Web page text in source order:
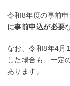
令和8年度の事前申
に事前申込が必要
なお、令和8年4月
した場合も、一定
あります。